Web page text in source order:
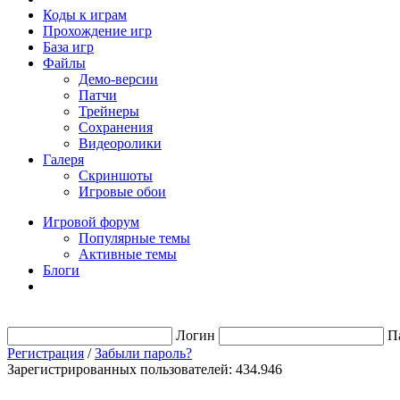
Коды к играм
Прохождение игр
База игр
Файлы
Демо-версии
Патчи
Трейнеры
Сохранения
Видеоролики
Галеря
Скриншоты
Игровые обои
Игровой форум
Популярные темы
Активные темы
Блоги
Логин
Регистрация /Забыли пароль?
Зарегистрированных пользователей: 434.946